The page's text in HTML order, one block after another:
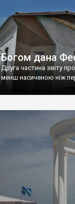
Богом дана
Друга частина звіту
менш насиченою ніж